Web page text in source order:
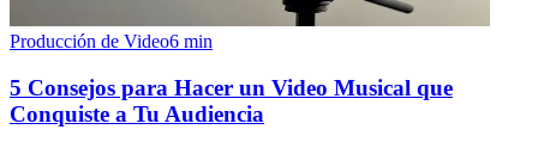
Producción de Video6 min
5 Consejos para Hacer un Video Musical que
Conquiste a Tu Audiencia